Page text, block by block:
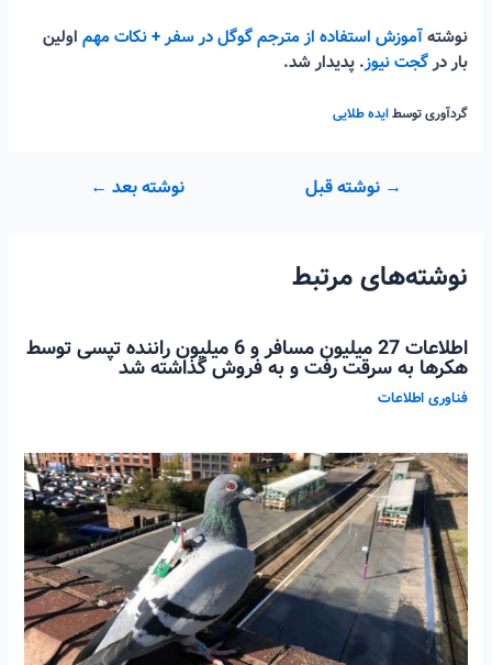
نوشتهآموزش استفاده از مترجم گوگل در سفر + نکات مهم اولین
بار درگجت نیوز. پدیدار شد.
گردآوری توسطایده طلایی
راهبری
→ نوشته قبل نوشته بعد ←
نوشته‌های مرتبط
اطلاعات 27 میلیون مسافر و 6 میلیون راننده تپسی توسط
هکرها به سرقت رفت و به فروش گذاشته شد
فناوری اطلاعات